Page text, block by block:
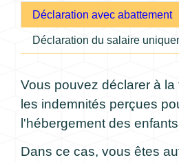
Déclaration avec abattement
Déclaration du salaire
Vous pouvez déclarer à
les indemnités perçues
l'hébergement des
Dans ce cas, vous êtes